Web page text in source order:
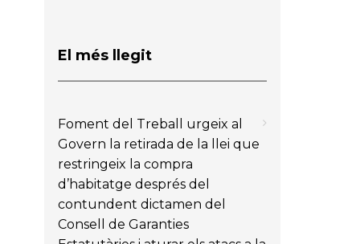
El més llegit
Foment del Treball urgeix al
Govern la retirada de la llei que
restringeix la compra
d’habitatge després del
contundent dictamen del
Consell de Garanties